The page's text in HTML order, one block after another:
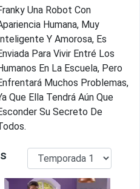
Una Robot Con
Humana, Muy
Y Amorosa, Es
Para Vivir Entré Los
En La Escuela, Pero
Muchos Problemas,
Que Ella Tendrá Aún Que
Su Secreto De